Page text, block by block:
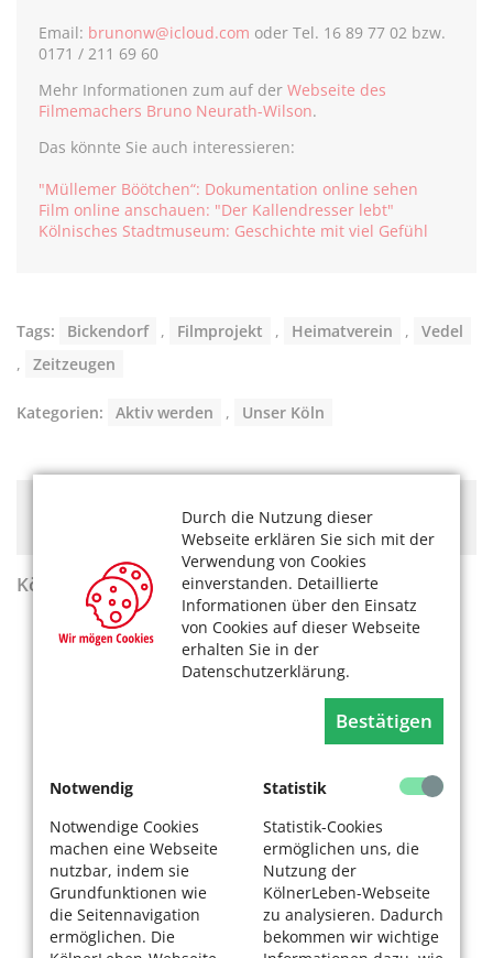
Durch die Nutzung dieser
Webseite erklären Sie sich mit der
Verwendung von Cookies
einverstanden. Detaillierte
Informationen über den Einsatz
von Cookies auf dieser Webseite
erhalten Sie in der
Datenschutzerklärung.
Bestätigen
Notwendig
Notwendige Cookies
machen eine Webseite
nutzbar, indem sie
Grundfunktionen wie
die Seitennavigation
ermöglichen. Die
Statistik
Statistik-Cookies
ermöglichen uns, die
Nutzung der
KölnerLeben-Webseite
zu analysieren. Dadurch
bekommen wir wichtige
Email: brunonw@icloud.com oder Tel. 16 89 77 02 bzw.
0171 / 211 69 60
Mehr Informationen zum auf der Webseite des
Filmemachers Bruno Neurath-Wilson.
Das könnte Sie auch interessieren:
"Müllemer Böötchen“: Dokumentation online sehen
Film online anschauen: "Der Kallendresser lebt"
Kölnisches Stadtmuseum: Geschichte mit viel Gefühl
Tags: Bickendorf , Filmprojekt , Heimatverein ,
Vedel
,
Zeitzeugen
Kategorien: Aktiv werden , Unser Köln
Hier könnte Werbung stehen, mit der wir uns
finanzieren. Bitte akzeptieren Sie dieCookie-Meldung
KölnerLeben Sommer 2026